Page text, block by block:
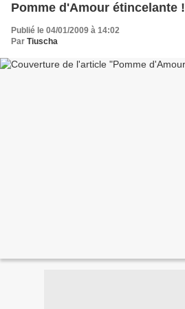
Pomme d'Amour étincelante !
Publié le 04/01/2009 à 14:02
Par Tiuscha